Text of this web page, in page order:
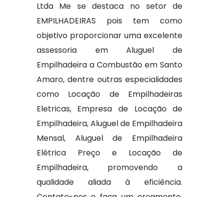
Ltda Me se destaca no setor de
EMPILHADEIRAS pois tem como
objetivo proporcionar uma excelente
assessoria em Aluguel de
Empilhadeira a Combustão em Santo
Amaro, dentre outras especialidades
como Locação de Empilhadeiras
Eletricas, Empresa de Locação de
Empilhadeira, Aluguel de Empilhadeira
Mensal, Aluguel de Empilhadeira
Elétrica Preço e Locação de
Empilhadeira, promovendo a
qualidade aliada à eficiência.